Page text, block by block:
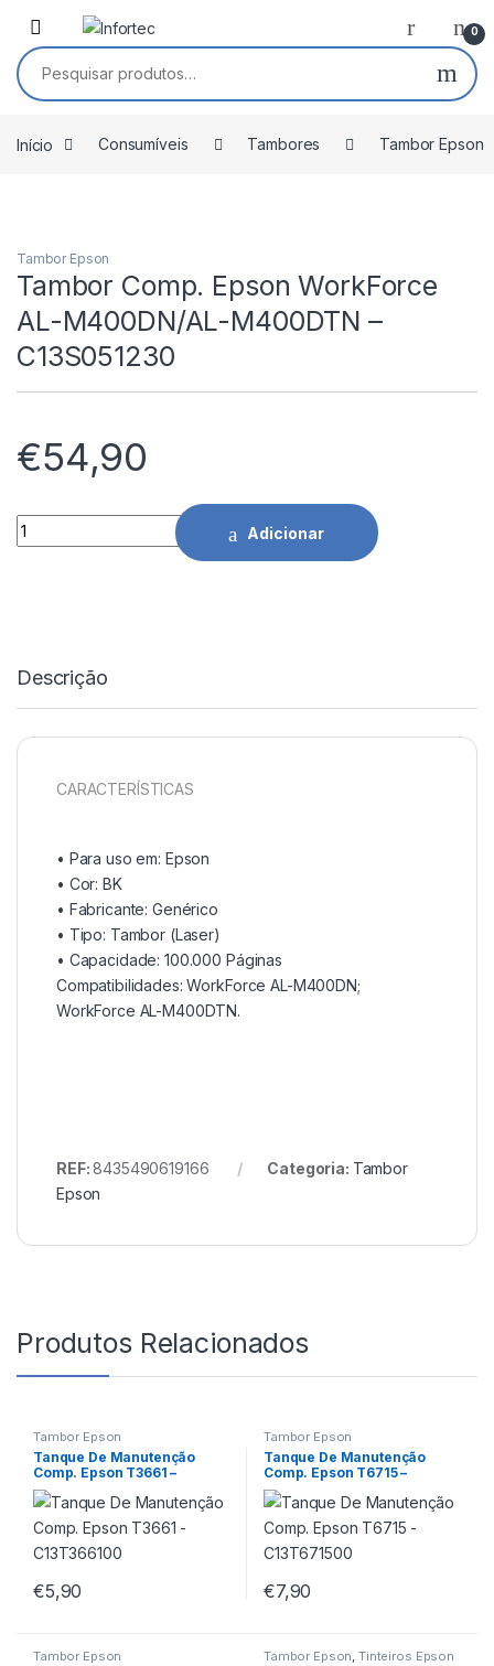
Saltar para navegação
Pular para o conteúdo
0
Pesquisar por:
Início Consumíveis Tambores Tambor Epson
Tambor Epson
Tambor Comp. Epson WorkForce
AL-M400DN/AL-M400DTN –
C13S051230
€54,90
Tambor Comp. Epson WorkForce AL-M400DN/AL-M400DTN
Adicionar
Descrição
CARACTERÍSTICAS
• Para uso em: Epson
• Cor: BK
• Fabricante:Genérico
• Tipo: Tambor (Laser)
• Capacidade:100.000 Páginas
Compatibilidades: WorkForce AL-M400DN;
WorkForce AL-M400DTN.
REF:8435490619166 Categoria: Tambor
Epson
Produtos Relacionados
Tambor Epson
Tanque De Manutenção
Comp. Epson T3661 –
C13T366100
€5,90
Tambor Epson
Tanque De Manutenção
Comp. Epson T6715 –
C13T671500
€7,90
Tambor Epson Tambor Epson ,Tinteiros Epson